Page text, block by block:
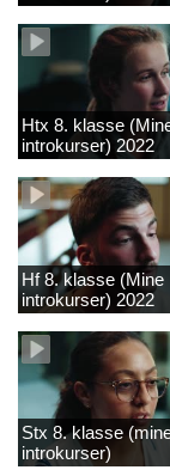
Htx 8. klasse
introkurser) 2022
Hf 8. klasse (Mine
introkurser) 2022
Stx 8. klasse
introkurser)